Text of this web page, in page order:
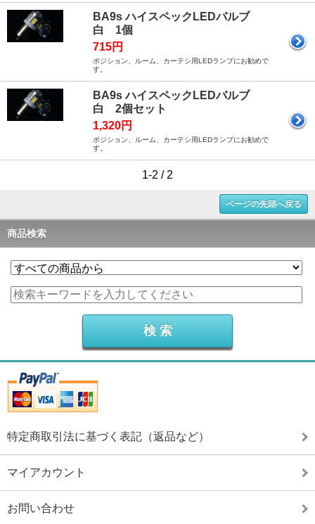
BA9s ハイスペックLEDバルブ
白 1個
715円
ポジション、ルーム、カーテシ用LEDランプにお勧めで
す。
BA9s ハイスペックLEDバルブ
白 2個セット
1,320円
ポジション、ルーム、カーテシ用LEDランプにお勧めで
す。
1-2 / 2
ページの先頭へ戻る
商品検索
特定商取引法に基づく表記（返品など）
マイアカウント
お問い合わせ